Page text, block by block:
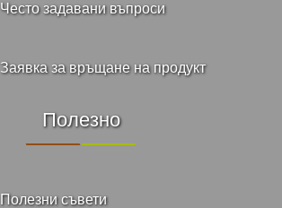
Често задавани въпроси
Заявка за връщане на продукт
Полезно
Полезни съвети